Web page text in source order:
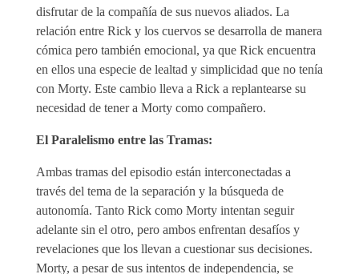
disfrutar de la compañía de sus nuevos aliados. La
relación entre Rick y los cuervos se desarrolla de manera
cómica pero también emocional, ya que Rick encuentra
en ellos una especie de lealtad y simplicidad que no tenía
con Morty. Este cambio lleva a Rick a replantearse su
necesidad de tener a Morty como compañero.
El Paralelismo entre las Tramas:
Ambas tramas del episodio están interconectadas a
través del tema de la separación y la búsqueda de
autonomía. Tanto Rick como Morty intentan seguir
adelante sin el otro, pero ambos enfrentan desafíos y
revelaciones que los llevan a cuestionar sus decisiones.
Morty, a pesar de sus intentos de independencia, se